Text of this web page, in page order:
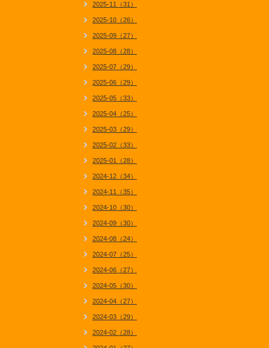
2025-11（31）
2025-10（26）
2025-09（27）
2025-08（28）
2025-07（29）
2025-06（29）
2025-05（33）
2025-04（25）
2025-03（29）
2025-02（33）
2025-01（28）
2024-12（34）
2024-11（35）
2024-10（30）
2024-09（30）
2024-08（24）
2024-07（25）
2024-06（27）
2024-05（30）
2024-04（27）
2024-03（29）
2024-02（28）